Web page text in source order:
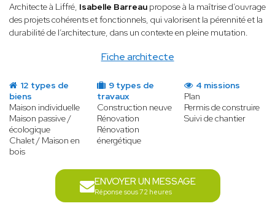
Fiche architecte
Architecte à Liffré, Isabelle Barreau propose à la maîtrise d’ouvrage
des projets cohérents et fonctionnels, qui valorisent la pérennité et la
durabilité de l’architecture, dans un contexte en pleine mutation.
12 types de
biens
Maison individuelle
Maison passive /
écologique
Chalet / Maison en
bois
9 types de
travaux
Construction neuve
Rénovation
Rénovation
énergétique
4 missions
Plan
Permis de construire
Suivi de chantier
ENVOYER UN MESSAGE
Réponse sous 72 heures